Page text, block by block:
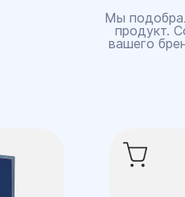
Мы
продукт.
вашего